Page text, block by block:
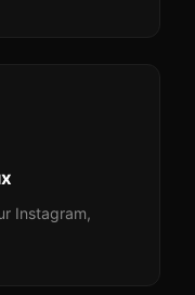
Instagram,